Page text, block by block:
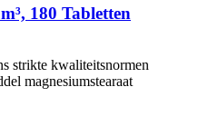
180 Tabletten
strikte kwaliteitsnormen
magnesiumstearaat